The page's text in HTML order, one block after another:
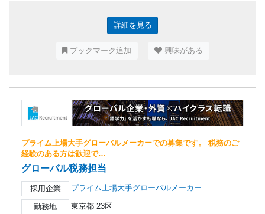
詳細を見る
ブックマーク追加 興味がある
プライム上場大手グローバルメーカーでの募集です。 税務のご
経験のある方は歓迎で…
グローバル税務担当
採用企業 プライム上場大手グローバルメーカー
勤務地 東京都 23区